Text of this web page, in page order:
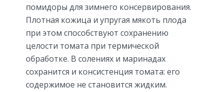
помидоры для зимнего консервирования.
Плотная кожица и упругая мякоть плода
при этом способствуют сохранению
целости томата при термической
обработке. В солениях и маринадах
сохранится и консистенция томата: его
содержимое не становится жидким.